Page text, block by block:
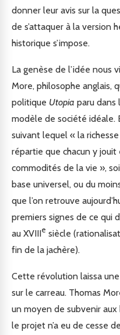
donner leur avis sur la
de s’attaquer à la version
historique s’impose.
La genèse de l’idée nous
More, philosophe anglais,
politique Utopia paru dans
modèle de société idéale.
suivant lequel « la
répartie que chacun y
commodités de la vie »,
base universel, ou du
que l’on retrouve
premiers signes de ce qui
au XVIIIe siècle
fin de la jachère).
Cette révolution laissa
sur le carreau. Thomas
un moyen de subvenir aux
le projet n’a eu de cesse